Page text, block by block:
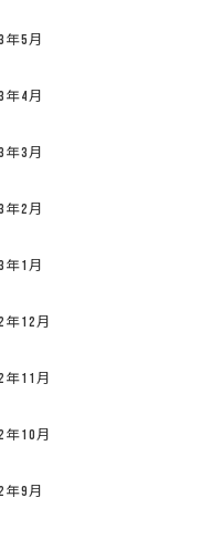
年5月
年4月
年3月
年2月
年1月
年12月
年11月
年10月
年9月